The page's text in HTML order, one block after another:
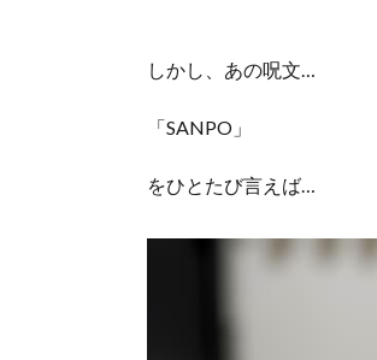
しかし、あの呪文…
「SANPO」
をひとたび言えば…